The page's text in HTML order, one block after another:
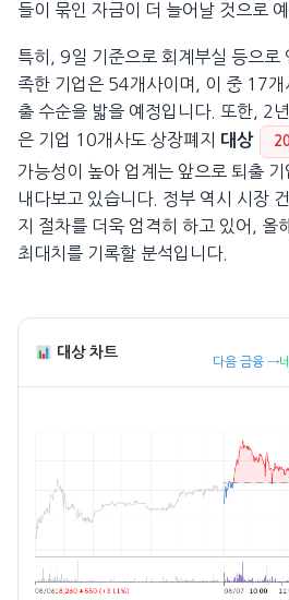
들이 묶인 자금이 더 늘어날 것으로
특히, 9일 기준으로 회계부실 등으로
족한 기업은 54개사이며, 이 중 17개
출 수순을 밟을 예정입니다. 또한, 2
은 기업 10개사도 상장폐지 대상
가능성이 높아 업계는 앞으로 퇴출
내다보고 있습니다. 정부 역시 시장
지 절차를 더욱 엄격히 하고 있어, 올
최대치를 기록할 분석입니다.
대상 차트
다음 금융 →